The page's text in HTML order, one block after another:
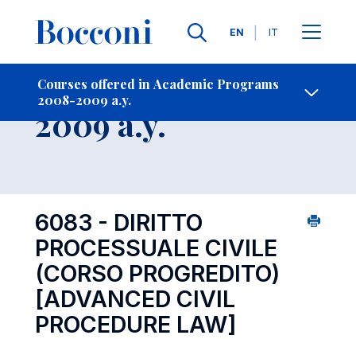
Languages
EN IT
Courses offered in Academic Programs
2008-2009 a.y.
- Contact Us
Course 2008-
2009 a.y.
6083 - DIRITTO
PROCESSUALE CIVILE
(CORSO PROGREDITO)
[ADVANCED CIVIL
PROCEDURE LAW]